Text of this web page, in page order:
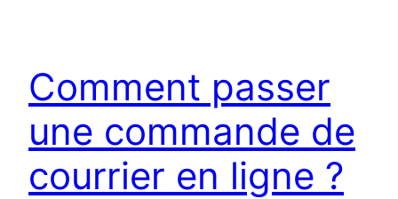
Comment passer
une commande de
courrier en ligne ?